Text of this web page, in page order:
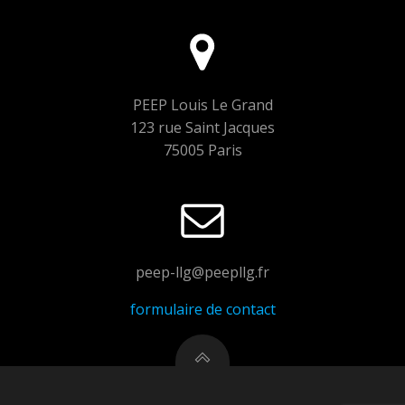
PEEP Louis Le Grand
123 rue Saint Jacques
75005 Paris
peep-llg@peepllg.fr
formulaire de contact